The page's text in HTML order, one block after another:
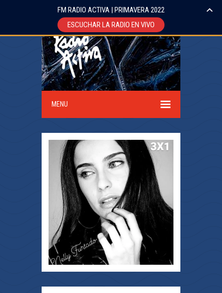
MENU
FM RADIO ACTIVA | PRIMAVERA 2022
ESCUCHAR LA RADIO EN VIVO